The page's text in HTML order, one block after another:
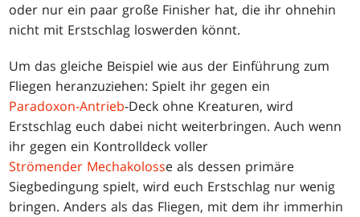
oder nur ein paar große Finisher hat, die ihr ohnehin
nicht mit Erstschlag loswerden könnt.
Um das gleiche Beispiel wie aus der Einführung zum
Fliegen heranzuziehen: Spielt ihr gegen ein
Paradoxon-Antrieb-Deck ohne Kreaturen, wird
Erstschlag euch dabei nicht weiterbringen. Auch wenn
ihr gegen ein Kontrolldeck voller
Strömender Mechakolosse als dessen primäre
Siegbedingung spielt, wird euch Erstschlag nur wenig
bringen. Anders als das Fliegen, mit dem ihr immerhin